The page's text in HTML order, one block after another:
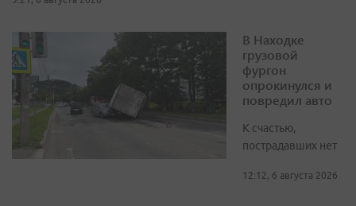
В Находке
грузовой
фургон
опрокинулся и
повредил авто
К счастью,
пострадавших нет
12:12, 6 августа 2026